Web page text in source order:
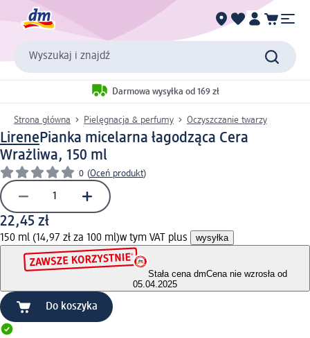
Wyszukaj i znajdź
Darmowa wysyłka od 169 zł
Strona główna Pielęgnacja & perfumy Oczyszczanie twarzy
LirenePianka micelarna łagodząca Cera
Wrażliwa, 150 ml
0 (Oceń produkt)
22,45 zł
150 ml (14,97 zł za 100 ml)w tym VAT plus wysyłka
Stała cena dmCena nie wzrosła od
05.04.2025
Do koszyka